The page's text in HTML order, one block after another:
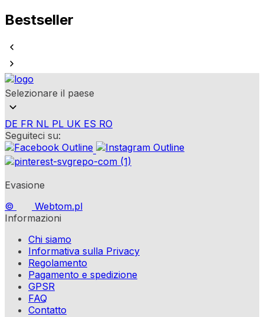
Bestseller
Selezionare il paese
DE FR NL PL UK ES RO
Seguiteci su:
Evasione
©
Webtom.pl
Informazioni
Chi siamo
Informativa sulla Privacy
Regolamento
Pagamento e spedizione
GPSR
FAQ
Contatto